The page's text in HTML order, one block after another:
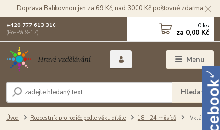
Doprava Balíkovnou jen za 69 Kč, nad 3000 Kč poštovné zdarma
Menu
Hledat
+420 777 613 310
(Po-Pá 9-17)
0 ks
za 0,00 Kč
Úvod Rozcestník pro rodiče podle věku dítěte 18 - 24 měsíců Vkládání